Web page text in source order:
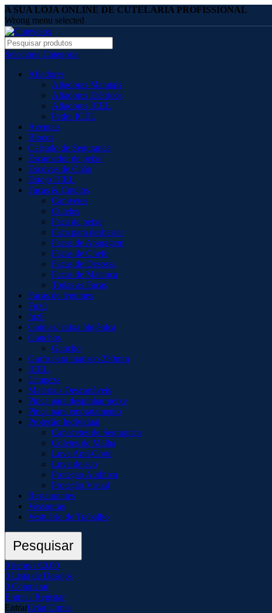
A SUA LOJA ONLINE DE CUTELARIA PROFISSIONAL
Wrong menu selected
Selecione Categoria
Afiadores
Afiadoras Manuais
Afiadores Elétricos
Afiadores ICEL
Pedra ICEL
Aventais
Blocos
Calçado de Segurança
Escamador de peixe
Escovas de Chão
Estojo ICEL
Facas & Cutelos
Canivetes
Cutelos
Faca de peixe
Faca para desbastar
Facas de Aparagem
Facas de Chefe
Facas de Desossa
Facas de Matança
Todas as Facas
Facas de legumes
Fuzil
fuzil
Gaiolas/ caixa higiênica
Ganchos
Gancho
Garfo para marisco 230mm
ICEL
Limpeza
Materiais Descartáveis
Pinça para despinhar peixe
Pinça para empratamento
Proteção Individual
Capacetes de Segurança
Coletes de Malha
Luva Anti-Corte
Luva de aço
Proteçao Auditiva
Proteção Visual
Restaurantes
Vassouras
Vestuário de Trabalho
Pesquisar
0 items / €0.00
0 Lista de Desejos
0 Comparar
Entrar / Registar
EntrarCriar Conta